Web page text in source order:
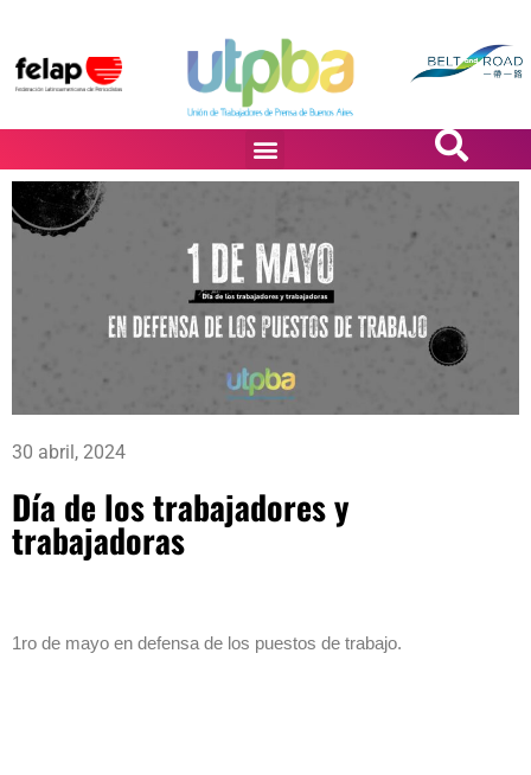
30 abril, 2024
Día de los trabajadores y
trabajadoras
1ro de mayo en defensa de los puestos de trabajo.